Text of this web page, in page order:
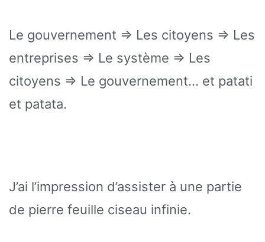
Le gouvernement => Les citoyens => Les
entreprises => Le système => Les
citoyens => Le gouvernement… et patati
et patata.
J’ai l’impression d’assister à une partie
de pierre feuille ciseau infinie.